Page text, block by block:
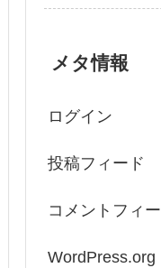
メタ情報
ログイン
投稿フィード
コメントフィ
WordPress.org